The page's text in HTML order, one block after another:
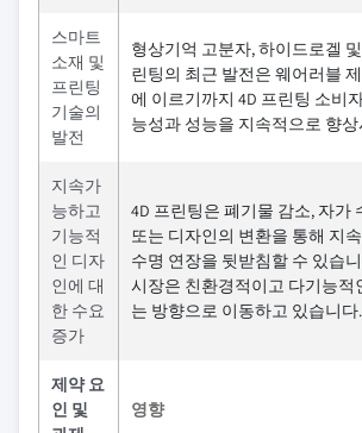
스마트
소재 및
프린팅
기술의
발전
형상기억 고분자, 하이드로겔
린팅의 최근 발전은 웨어러블
에 이르기까지 4D 프린팅 소비
능성과 성능을 지속적으로 향
지속가
능하고
기능적
인 디자
인에 대
한 수요
증가
4D 프린팅은 폐기물 감소, 자가
또는 디자인의 변환을 통해 지
수명 연장을 뒷받침할 수 있습
시장은 친환경적이고 다기능적
는 방향으로 이동하고 있습니다.
제약 요
인 및
영향